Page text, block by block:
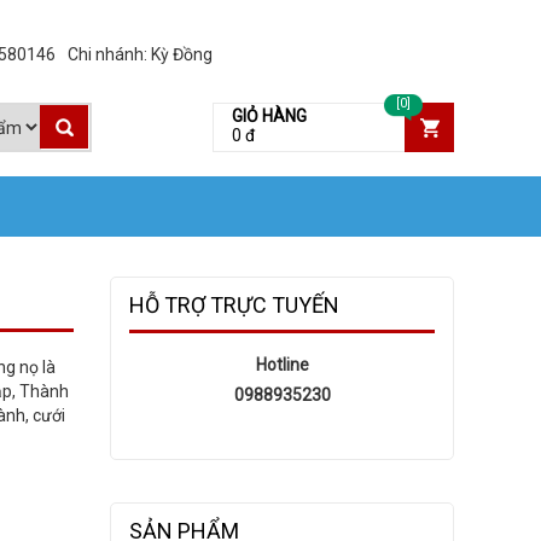
Chi nhánh: Kỳ Đồng
GIỎ HÀNG
0 đ
[0]
nọ là
Thành
cưới
HỖ TRỢ TRỰC TUYẾN
Hotline
0988935230
SẢN PHẨM